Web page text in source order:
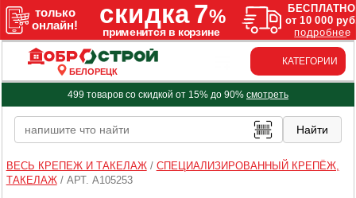
БЕЛОРЕЦК
КАТЕГОРИИ
499 товаров со скидкой от 15% до 90% смотреть
ВЕСЬ КРЕПЕЖ И ТАКЕЛАЖ/ СПЕЦИАЛИЗИРОВАННЫЙ КРЕПЁЖ,
ТАКЕЛАЖ/ АРТ. A105253